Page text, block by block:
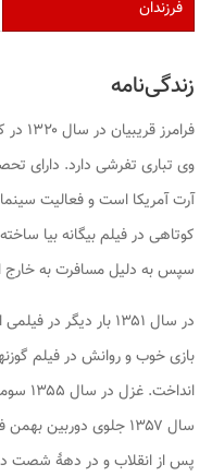
فرزندان
زندگی‌نامه
وی تباری تفرشی دارد. دارای
آرت آمریکا است و فعالیت
سپس به دلیل مسافرت به خارج
در سال ۱۳۵۱ بار
بازی خوب و روانش در فیلم
سال ۱۳۵۷ جلوی دوربین
پس از انقلاب و در دههٔ شصت